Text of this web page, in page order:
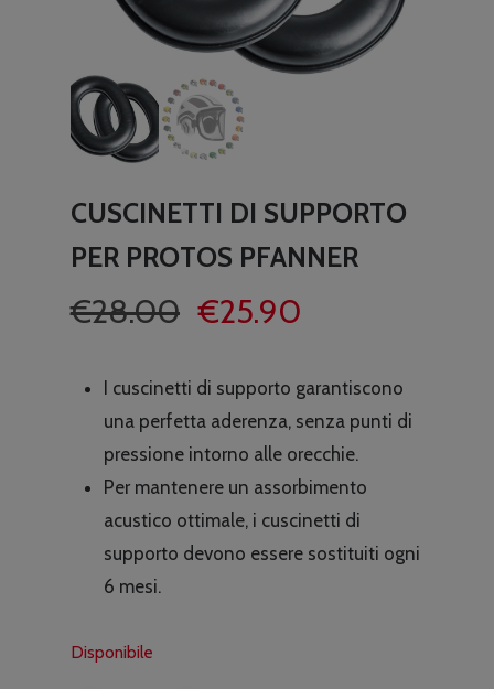
CUSCINETTI DI SUPPORTO
PER PROTOS PFANNER
€28.00 Il
originale
era:
€28.00.
€25.90
attuale
è:
€25.90.
I cuscinetti di supporto garantiscono
una perfetta aderenza, senza punti di
pressione intorno alle orecchie.
Per mantenere un assorbimento
acustico ottimale, i cuscinetti di
supporto devono essere sostituiti ogni
6 mesi.
Disponibile